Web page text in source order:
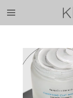
Gå